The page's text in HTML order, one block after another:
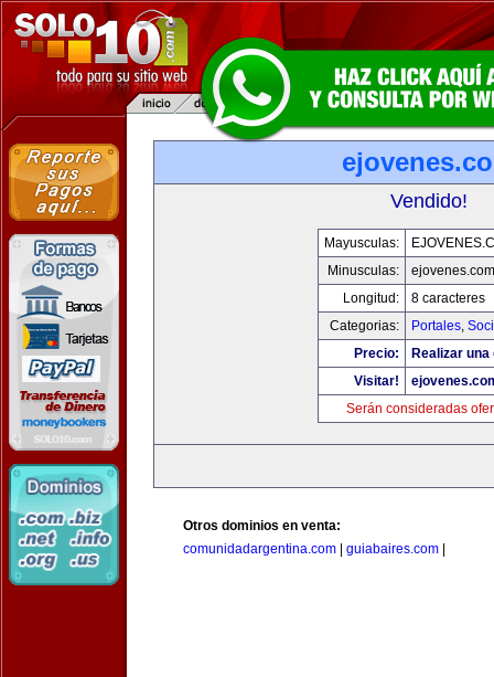
Vendido!
Mayusculas:
Minusculas:
ejovenes.com
Longitud:
8 caracteres
Categorias:
Portales,
Precio:
Realizar
Visitar!
Serán consideradas
Otros dominios en venta:
comunidadargentina.com
guiabaires.com